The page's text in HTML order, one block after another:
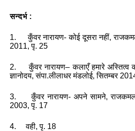
सन्दर्भ :
1. कुँवर नारायण- कोई दूसरा नहीं,
2011,पृ. 25
2. कुँवर नारायण–कलाएँ हमारे अस्तित्व
ज्ञानोदय,संपा.लीलाधर मंडलोई,सितम्बर
3. कुँवर नारायण- अपने सामने,
2003,पृ. 17
4. वही,पृ. 18